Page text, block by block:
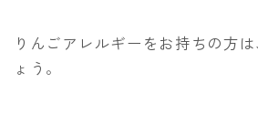
りんごアレルギーをお持ちの方
ょう。